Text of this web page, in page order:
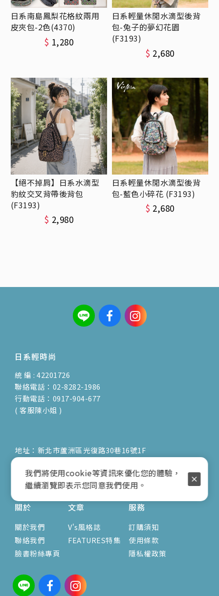
日系南島鳳梨花格紋兩用
皮夾包-2色(4370)
$ 1,280
日系輕量休閒水滴型後背
包-兔子的夢幻花園
(F3193)
$ 2,680
【絕不掉肩】日系水滴型
豹紋交叉背帶後背包
(F3193)
$ 2,980
日系輕量休閒水滴型後背
包-藍色小碎花 (F3193)
$ 2,680
日系輕時尚
統 編 : 42201726
聯絡電話：02-8282-1986
行動電話：0917-904-677
( 客服陳小姐 )
地址：新北市蘆洲區光復路30巷16號1F
營業時間：9:00am-17:00pm
( 公休日詳見臉書粉專置頂文 )
關於
關於我們
聯絡我們
臉書粉絲專頁
文章
V's風格誌
FEATURES特集
服務
訂購須知
使用條款
隱私權政策
我們將使用cookie等資訊來優化您的體驗，
繼續瀏覽即表示您同意我們使用。